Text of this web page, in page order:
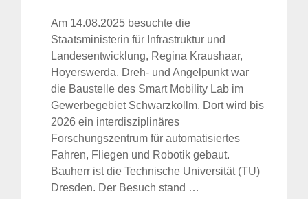
Am 14.08.2025 besuchte die
Staatsministerin für Infrastruktur und
Landesentwicklung, Regina Kraushaar,
Hoyerswerda. Dreh- und Angelpunkt war
die Baustelle des Smart Mobility Lab im
Gewerbegebiet Schwarzkollm. Dort wird bis
2026 ein interdisziplinäres
Forschungszentrum für automatisiertes
Fahren, Fliegen und Robotik gebaut.
Bauherr ist die Technische Universität (TU)
Dresden. Der Besuch stand …